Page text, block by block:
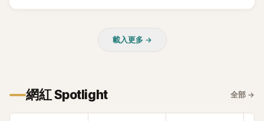
載入更多 →
網紅 Spotlight 全部 →